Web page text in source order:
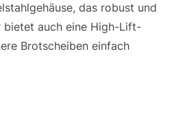
das robust und
bietet auch eine High-Lift-
Brotscheiben einfach